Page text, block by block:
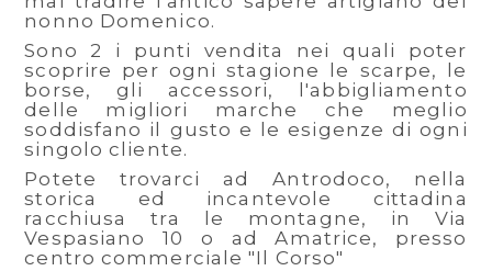
nonno Domenico.
Sono 2 i punti vendita nei quali poter
scoprire per ogni stagione le scarpe, le
borse, gli accessori, l'abbigliamento
delle migliori marche che meglio
soddisfano il gusto e le esigenze di ogni
singolo cliente.
Potete trovarci ad Antrodoco, nella
storica ed incantevole cittadina
racchiusa tra le montagne, in Via
Vespasiano 10 o ad Amatrice, presso
centro commerciale "Il Corso"